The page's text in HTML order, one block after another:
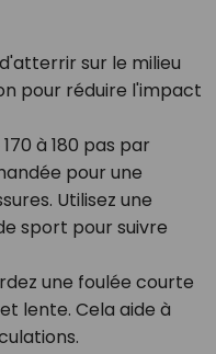
d'atterrir sur le milieu
pour réduire l'impact
à 180 pas par
pour une
Utilisez une
sport pour suivre
une foulée courte
lente. Cela aide à